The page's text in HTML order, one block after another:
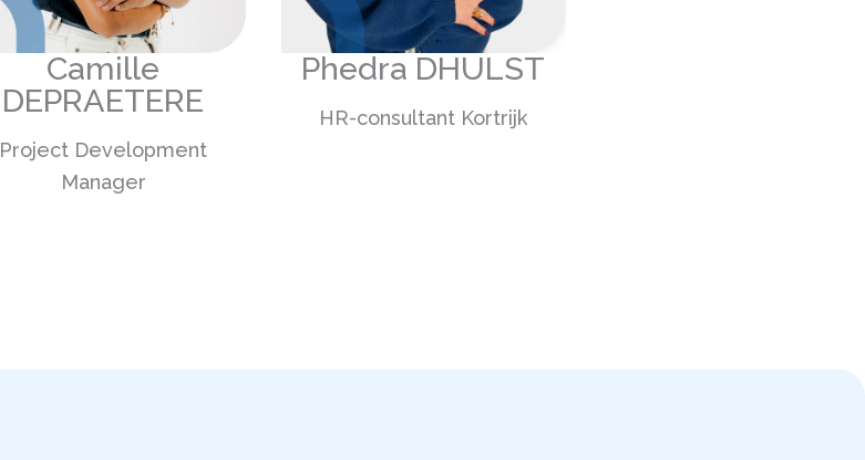
Camille
DEPRAETERE
Project Development
Manager
Phedra DHULST
HR-consultant Kortrijk